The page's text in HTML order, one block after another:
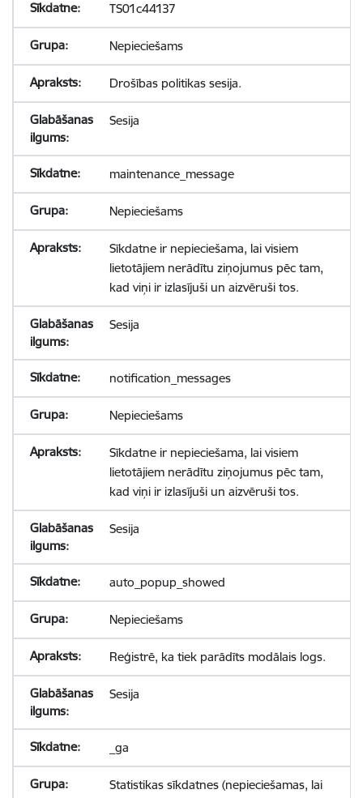
TS01c44137
Nepieciešams
Drošības politikas sesija.
Sesija
maintenance_message
Nepieciešams
Sīkdatne ir nepieciešama, lai visiem
lietotājiem nerādītu ziņojumus pēc tam,
kad viņi ir izlasījuši un aizvēruši tos.
Sesija
notification_messages
Nepieciešams
Sīkdatne ir nepieciešama, lai visiem
lietotājiem nerādītu ziņojumus pēc tam,
kad viņi ir izlasījuši un aizvēruši tos.
Sesija
auto_popup_showed
Nepieciešams
Reģistrē, ka tiek parādīts modālais logs.
Sesija
_ga
Statistikas sīkdatnes (nepieciešamas, lai